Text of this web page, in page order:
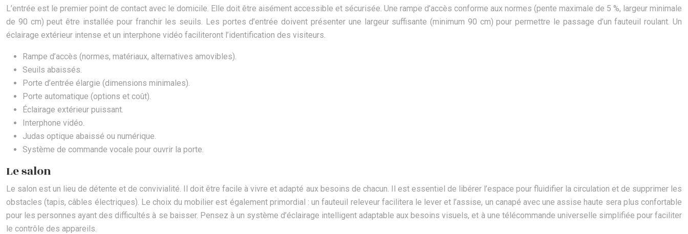
L’entrée est le premier point de contact avec le domicile. Elle doit être aisément accessible et sécurisée. Une rampe d’accès conforme aux normes (pente maximale de 5 %, largeur minimale
de 90 cm) peut être installée pour franchir les seuils. Les portes d’entrée doivent présenter une largeur suffisante (minimum 90 cm) pour permettre le passage d’un fauteuil roulant. Un
éclairage extérieur intense et un interphone vidéo faciliteront l’identification des visiteurs.
Rampe d’accès (normes, matériaux, alternatives amovibles).
Seuils abaissés.
Porte d’entrée élargie (dimensions minimales).
Porte automatique (options et coût).
Éclairage extérieur puissant.
Interphone vidéo.
Judas optique abaissé ou numérique.
Système de commande vocale pour ouvrir la porte.
Le salon
Le salon est un lieu de détente et de convivialité. Il doit être facile à vivre et adapté aux besoins de chacun. Il est essentiel de libérer l’espace pour fluidifier la circulation et de supprimer les
obstacles (tapis, câbles électriques). Le choix du mobilier est également primordial : un fauteuil releveur facilitera le lever et l’assise, un canapé avec une assise haute sera plus confortable
pour les personnes ayant des difficultés à se baisser. Pensez à un système d’éclairage intelligent adaptable aux besoins visuels, et à une télécommande universelle simplifiée pour faciliter
le contrôle des appareils.